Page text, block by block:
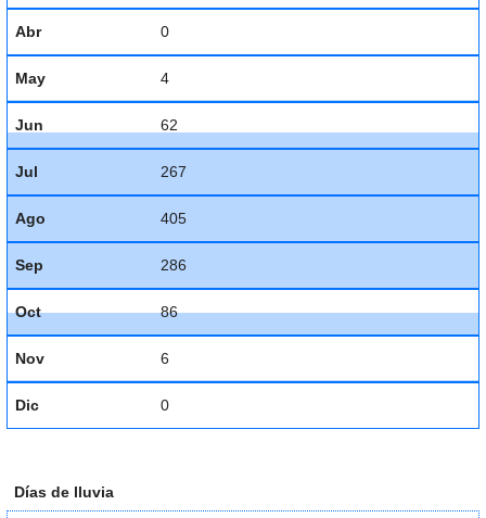
Abr 0
May 4
Jun 62
Jul 267
Ago 405
Sep 286
Oct 86
Nov 6
Dic 0
Días de lluvia